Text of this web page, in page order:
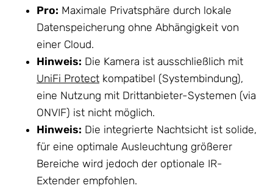
Pro: Maximale Privatsphäre durch lokale
Datenspeicherung ohne Abhängigkeit von
einer Cloud.
Hinweis: Die Kamera ist ausschließlich mit
UniFi Protect kompatibel (Systembindung),
eine Nutzung mit Drittanbieter-Systemen (via
ONVIF) ist nicht möglich.
Hinweis: Die integrierte Nachtsicht ist solide,
für eine optimale Ausleuchtung größerer
Bereiche wird jedoch der optionale IR-
Extender empfohlen.